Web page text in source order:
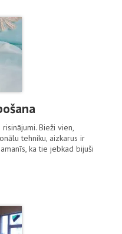
Bieži vien,
tehniku, aizkarus ir
ka tie jebkad bijuši